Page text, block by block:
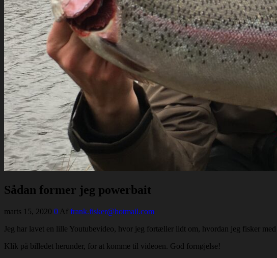
Sådan former jeg powerbait
marts 15, 2020 0 Af frank.fisker@hotmail.com
Jeg har lavet en lille Youtubevideo, hvor jeg fortæller lidt om, hvordan jeg fisker
Klik på billedet herunder, for at komme til videoen. God fornøjelse!